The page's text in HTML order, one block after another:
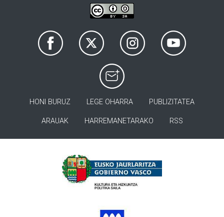
HONI BURUZ LEGE OHARRA PUBLIZITATEA
ARAUAK HARREMANETARAKO RSS